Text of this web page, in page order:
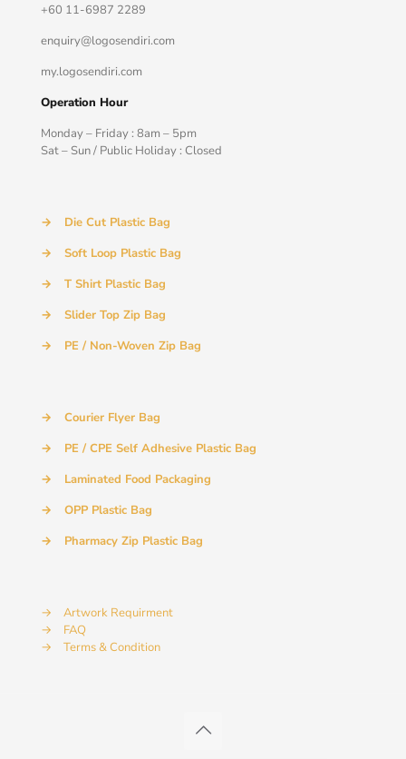
+60 11-6987 2289
enquiry@logosendiri.com
my.logosendiri.com
Operation Hour
Monday – Friday : 8am – 5pm
Sat – Sun / Public Holiday : Closed
→
Die Cut Plastic Bag
→
Soft Loop Plastic Bag
→
T Shirt Plastic Bag
→
Slider Top Zip Bag
→
PE / Non-Woven Zip Bag
→
Courier Flyer Bag
→
PE / CPE Self Adhesive Plastic Bag
→
Laminated Food Packaging
→
OPP Plastic Bag
→
Pharmacy Zip Plastic Bag
→
Artwork Requirment
→
FAQ
→
Terms & Condition